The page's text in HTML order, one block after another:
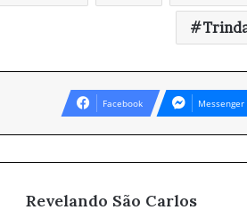
Facebook Messenger
Revelando São Carlos